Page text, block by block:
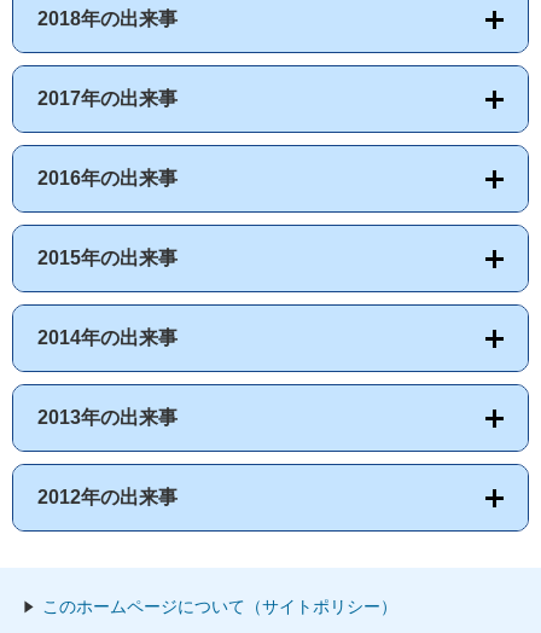
2018年の出来事
2017年の出来事
2016年の出来事
2015年の出来事
2014年の出来事
2013年の出来事
2012年の出来事
このホームページについて（サイトポリシー）